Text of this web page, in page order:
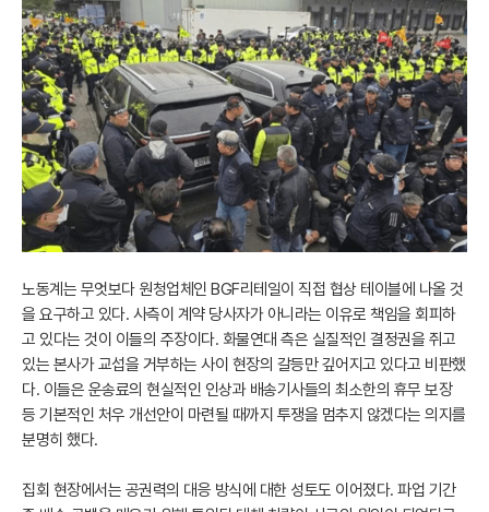
노동계는 무엇보다 원청업체인 BGF리테일이 직접 협상 테이블에 나올 것
을 요구하고 있다. 사측이 계약 당사자가 아니라는 이유로 책임을 회피하
고 있다는 것이 이들의 주장이다. 화물연대 측은 실질적인 결정권을 쥐고
있는 본사가 교섭을 거부하는 사이 현장의 갈등만 깊어지고 있다고 비판했
다. 이들은 운송료의 현실적인 인상과 배송기사들의 최소한의 휴무 보장
등 기본적인 처우 개선안이 마련될 때까지 투쟁을 멈추지 않겠다는 의지를
분명히 했다.
집회 현장에서는 공권력의 대응 방식에 대한 성토도 이어졌다. 파업 기간